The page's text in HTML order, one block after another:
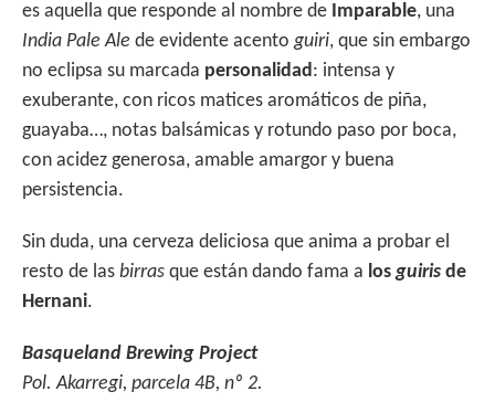
es aquella que responde al nombre de Imparable, una
India Pale Ale de evidente acentoguiri, que sin embargo
no eclipsa su marcada personalidad: intensa y
exuberante, con ricos matices aromáticos de piña,
guayaba…, notas balsámicas y rotundo paso por boca,
con acidez generosa, amable amargor y buena
persistencia.
Sin duda, una cerveza deliciosa que anima a probar el
resto de las birras que están dando fama a losguiris de
Hernani.
Basqueland Brewing Project
Pol. Akarregi, parcela 4B, nº 2.